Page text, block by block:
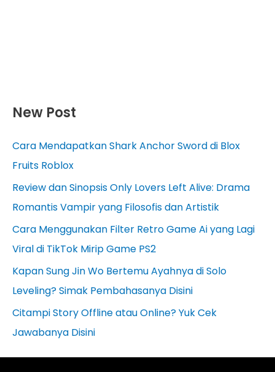
New Post
Cara Mendapatkan Shark Anchor Sword di Blox
Fruits Roblox
Review dan Sinopsis Only Lovers Left Alive: Drama
Romantis Vampir yang Filosofis dan Artistik
Cara Menggunakan Filter Retro Game Ai yang Lagi
Viral di TikTok Mirip Game PS2
Kapan Sung Jin Wo Bertemu Ayahnya di Solo
Leveling? Simak Pembahasanya Disini
Citampi Story Offline atau Online? Yuk Cek
Jawabanya Disini